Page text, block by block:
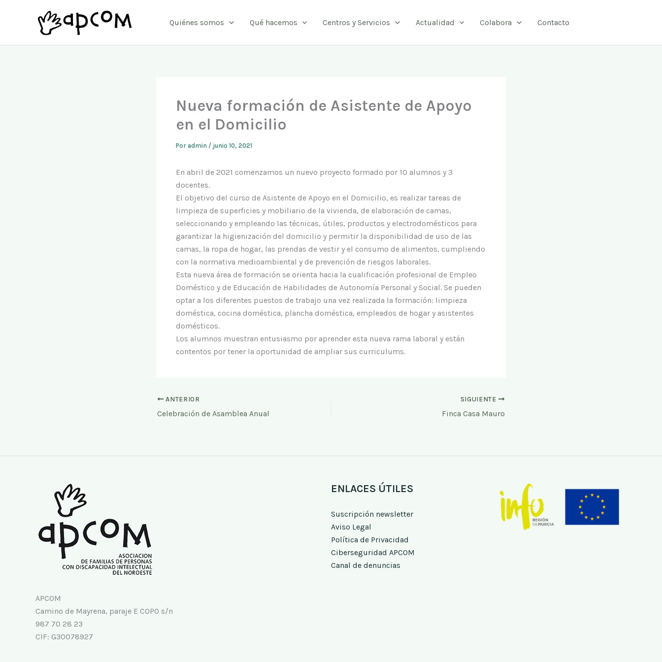
Quiénes somos Qué hacemos Centros y Servicios Actualidad Colabora Contacto
Nueva formación de Asistente de Apoyo
en el Domicilio
Por admin / junio 10, 2021
En abril de 2021 comenzamos un nuevo proyecto formado por 10 alumnos y 3
docentes.
El objetivo del curso de Asistente de Apoyo en el Domicilio, es realizar tareas de
limpieza de superficies y mobiliario de la vivienda, de elaboración de camas,
seleccionando y empleando las técnicas, útiles, productos y electrodomésticos para
garantizar la higienización del domicilio y permitir la disponibilidad de uso de las
camas, la ropa de hogar, las prendas de vestir y el consumo de alimentos, cumpliendo
con la normativa medioambiental y de prevención de riesgos laborales.
Esta nueva área de formación se orienta hacia la cualificación profesional de Empleo
Doméstico y de Educación de Habilidades de Autonomía Personal y Social. Se pueden
optar a los diferentes puestos de trabajo una vez realizada la formación: limpieza
doméstica, cocina doméstica, plancha doméstica, empleados de hogar y asistentes
domésticos.
Los alumnos muestran entusiasmo por aprender esta nueva rama laboral y están
contentos por tener la oportunidad de ampliar sus curriculums.
ANTERIOR
Celebración de Asamblea Anual
SIGUIENTE
Finca Casa Mauro
APCOM
Camino de Mayrena, paraje E COPO s/n
987 70 28 23
CIF: G30078927
ENLACES ÚTILES
Suscripción newsletter
Aviso Legal
Política de Privacidad
Ciberseguridad APCOM
Canal de denuncias